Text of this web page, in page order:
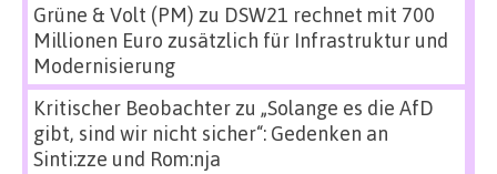
Grüne & Volt (PM) zu DSW21 rechnet mit 700
Millionen Euro zusätzlich für Infrastruktur und
Modernisierung
Kritischer Beobachterzu „Solange es die AfD
gibt, sind wir nicht sicher“: Gedenken an
Sinti:zze und Rom:nja